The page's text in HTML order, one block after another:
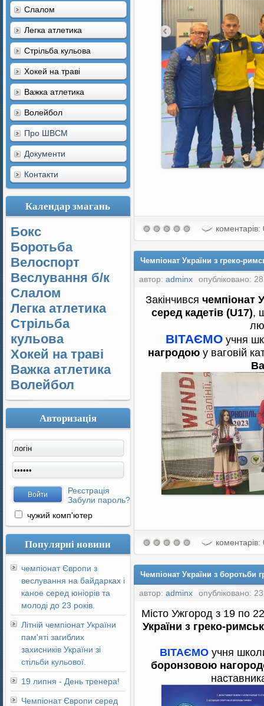
Cлалом
Легка атлетика
Стрільба кульова
Хокей на траві
Важка атлетика
Волейбол
Про ШВСМ
Документи
Контакти
Календар змагань
Бокс
Боротьба
Велоспорт
Веслування б/к
Cлалом
Легка атлетика
Стрільба
кульова
Хокей на траві
Важка атлетика
Волейбол
Авторизація
Реєстрація
Забули пароль?
чужий комп'ютер
Популярні новини
чемпіонат Європи з
веслування на байдарках і
каное серед юніорів та
молоді до 23 років.
Літній чемпіонат України
пам'яті загиблих
захисників України зі
стільби кульової.
19 липня - День тренера!
Чемпіонат Європи серед
коментарів:
Чемпіонат України з греко-
автор: adminx опубліковано:
Закінчився чемпіонат
серед кадетів (U17),
ВІТАЄМО учня
нагродою у ваговій
коментарів:
Чемпіонат України з боротьби
автор: adminx опубліковано:
Місто Ужгород з 19 по
України з греко-
ВІТАЄМО учня
боронзовою